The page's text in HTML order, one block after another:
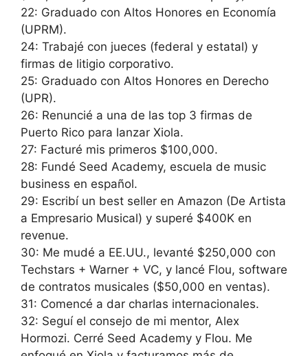
22: Graduado con Altos Honores en Economía
(UPRM).
24: Trabajé con jueces (federal y estatal) y
firmas de litigio corporativo.
25: Graduado con Altos Honores en Derecho
(UPR).
26: Renuncié a una de las top 3 firmas de
Puerto Rico para lanzar Xiola.
27: Facturé mis primeros $100,000.
28: Fundé Seed Academy, escuela de music
business en español.
29: Escribí un best seller en Amazon (De Artista
a Empresario Musical) y superé $400K en
revenue.
30: Me mudé a EE.UU., levanté $250,000 con
Techstars + Warner + VC, y lancé Flou, software
de contratos musicales ($50,000 en ventas).
31: Comencé a dar charlas internacionales.
32: Seguí el consejo de mi mentor, Alex
Hormozi. Cerré Seed Academy y Flou. Me